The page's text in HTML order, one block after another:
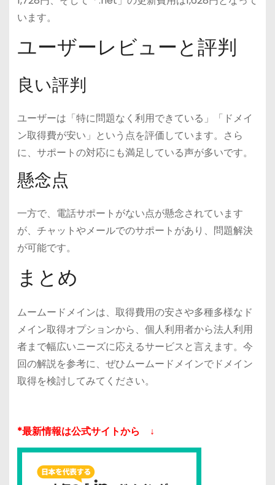
います。
ユーザーレビューと評判
良い評判
ユーザーは「特に問題なく利用できている」「ドメイ
ン取得費が安い」という点を評価しています。さら
に、サポートの対応にも満足している声が多いです。
懸念点
一方で、電話サポートがない点が懸念されています
が、チャットやメールでのサポートがあり、問題解決
が可能です。
まとめ
ムームードメインは、取得費用の安さや多種多様なド
メイン取得オプションから、個人利用者から法人利用
者まで幅広いニーズに応えるサービスと言えます。今
回の解説を参考に、ぜひムームードメインでドメイン
取得を検討してみてください。
*最新情報は公式サイトから ↓